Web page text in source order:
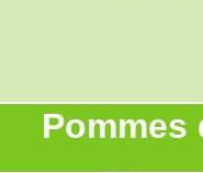
Pommes